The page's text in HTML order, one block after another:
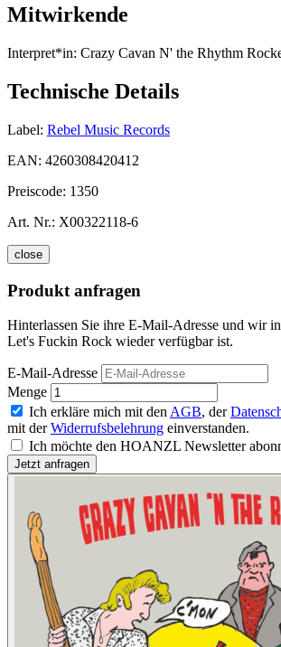
Mitwirkende
Interpret*in: Crazy Cavan N' the Rhythm
Technische Details
Label: Rebel Music Records
EAN: 4260308420412
Preiscode: 1350
Art. Nr.: X00322118-6
close
Produkt anfragen
Hinterlassen Sie ihre E-Mail-Adresse und wir
Let's Fuckin Rock wieder verfügbar ist.
E-Mail-Adresse
Menge
Ich erkläre mich mit den AGB, der
mit derWiderrufsbelehrung einverstanden.
Ich möchte den HOANZL Newsletter